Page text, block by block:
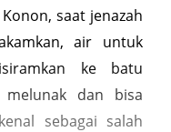
saat jenazah
air untuk
ke batu
dan bisa
sebagai salah